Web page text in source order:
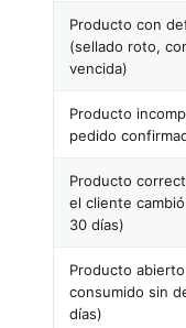
Producto con
(sellado roto,
vencida)
Producto
pedido
Producto
el cliente
30 días)
Producto
consumido sin
días)